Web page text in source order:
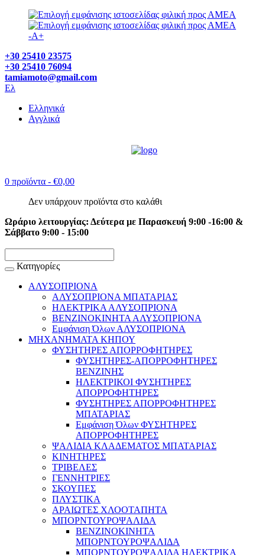
-A+
+30 25410 23575
+30 25410 76094
tamiamoto@gmail.com
Ελ
Ελληνικά
Αγγλικά
0 προϊόντα - €0,00
Δεν υπάρχουν προϊόντα στο καλάθι
Ωράριο λειτουργίας: Δεύτερα με Παρασκευή 9:00 -16:00 &
Σάββατο 9:00 - 15:00
Κατηγορίες
ΑΛΥΣΟΠΡΙΟΝΑ
ΑΛΥΣΟΠΡΙΟΝΑ ΜΠΑΤΑΡΙΑΣ
ΗΛΕΚΤΡΙΚΑ ΑΛΥΣΟΠΡΙΟΝΑ
ΒΕΝΖΙΝΟΚΙΝΗΤΑ ΑΛΥΣΟΠΡΙΟΝΑ
Εμφάνιση Όλων ΑΛΥΣΟΠΡΙΟΝΑ
ΜΗΧΑΝΗΜΑΤΑ ΚΗΠΟΥ
ΦΥΣΗΤΗΡΕΣ ΑΠΟΡΡΟΦΗΤΗΡΕΣ
ΦΥΣΗΤΗΡΕΣ-ΑΠΟΡΡΟΦΗΤΗΡΕΣ
ΒΕΝΖΙΝΗΣ
ΗΛΕΚΤΡΙΚΟΙ ΦΥΣΗΤΗΡΕΣ
ΑΠΟΡΡΟΦΗΤΗΡΕΣ
ΦΥΣΗΤΗΡΕΣ ΑΠΟΡΡΟΦΗΤΗΡΕΣ
ΜΠΑΤΑΡΙΑΣ
Εμφάνιση Όλων ΦΥΣΗΤΗΡΕΣ
ΑΠΟΡΡΟΦΗΤΗΡΕΣ
ΨΑΛΙΔΙΑ ΚΛΑΔΕΜΑΤΟΣ ΜΠΑΤΑΡΙΑΣ
ΚΙΝΗΤΗΡΕΣ
ΤΡΙΒΕΛΕΣ
ΓΕΝΝΗΤΡΙΕΣ
ΣΚΟΥΠΕΣ
ΠΛΥΣΤΙΚΑ
ΑΡΑΙΩΤΕΣ ΧΛΟΟΤΑΠΗΤΑ
ΜΠΟΡΝΤΟΥΡΟΨΑΛΙΔΑ
ΒΕΝΖΙΝΟΚΙΝΗΤΑ
ΜΠΟΡΝΤΟΥΡΟΨΑΛΙΔΑ
ΜΠΟΡΝΤΟΥΡΟΨΑΛΙΔΑ ΗΛΕΚΤΡΙΚΑ